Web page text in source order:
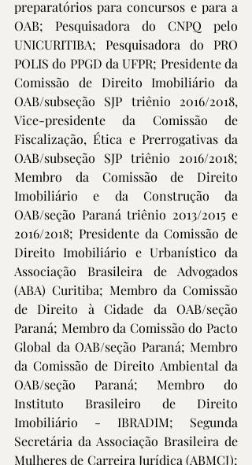
preparatórios para concursos e para a
OAB; Pesquisadora do CNPQ pelo
UNICURITIBA; Pesquisadora do PRO
POLIS do PPGD da UFPR; Presidente da
Comissão de Direito Imobiliário da
OAB/subseção SJP triênio 2016/2018,
Vice-presidente da Comissão de
Fiscalização, Ética e Prerrogativas da
OAB/subseção SJP triênio 2016/2018;
Membro da Comissão de Direito
Imobiliário e da Construção da
OAB/seção Paraná triênio 2013/2015 e
2016/2018; Presidente da Comissão de
Direito Imobiliário e Urbanístico da
Associação Brasileira de Advogados
(ABA) Curitiba; Membro da Comissão
de Direito à Cidade da OAB/seção
Paraná; Membro da Comissão do Pacto
Global da OAB/seção Paraná; Membro
da Comissão de Direito Ambiental da
OAB/seção Paraná; Membro do
Instituto Brasileiro de Direito
Imobiliário - IBRADIM; Segunda
Secretária da Associação Brasileira de
Mulheres de Carreira Jurídica (ABMCJ);